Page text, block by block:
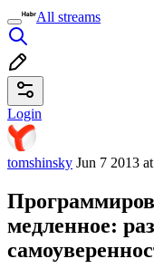
All streams
Login
tomshinsky Jun 7 2013
медленное: